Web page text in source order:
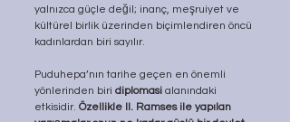
yalnızca güçle değil; inanç, meşruiyet ve
kültürel birlik üzerinden biçimlendiren öncü
kadınlardan biri sayılır.
Puduhepa’nın tarihe geçen en önemli
yönlerinden biri diplomasi alanındaki
etkisidir. Özellikle II. Ramses ile yapılan